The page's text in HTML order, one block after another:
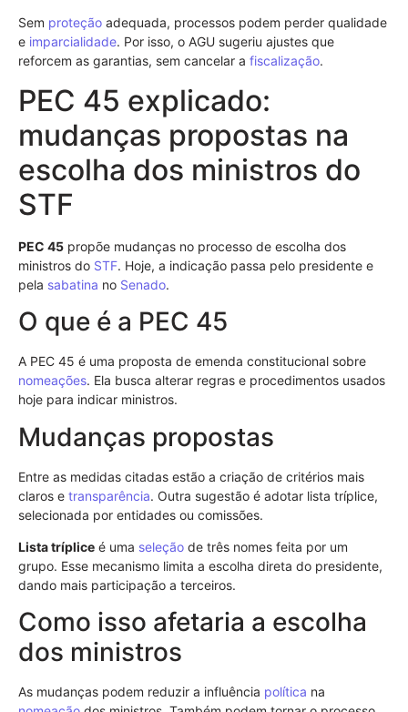
Sem proteção adequada, processos podem perder qualidade
e imparcialidade. Por isso, o AGU sugeriu ajustes que
reforcem as garantias, sem cancelar a fiscalização.
PEC 45 explicado:
mudanças propostas na
escolha dos ministros do
STF
PEC 45 propõe mudanças no processo de escolha dos
ministros do STF. Hoje, a indicação passa pelo presidente e
pela sabatina no Senado.
O que é a PEC 45
A PEC 45 é uma proposta de emenda constitucional sobre
nomeações. Ela busca alterar regras e procedimentos usados
hoje para indicar ministros.
Mudanças propostas
Entre as medidas citadas estão a criação de critérios mais
claros e transparência. Outra sugestão é adotar lista tríplice,
selecionada por entidades ou comissões.
Lista tríplice é uma seleção de três nomes feita por um
grupo. Esse mecanismo limita a escolha direta do presidente,
dando mais participação a terceiros.
Como isso afetaria a escolha
dos ministros
As mudanças podem reduzir a influência política na